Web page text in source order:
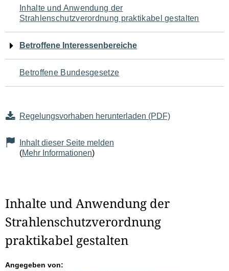
Navigation
für
den
Seiteninhalt
Inhalte und Anwendung der
Strahlenschutzverordnung praktikabel gestalten
Betroffene Interessenbereiche
Betroffene Bundesgesetze
Regelungsvorhaben herunterladen (PDF)
Inhalt dieser Seite melden
(Mehr Informationen)
Inhalte und Anwendung der
Strahlenschutzverordnung
praktikabel gestalten
Angegeben von: